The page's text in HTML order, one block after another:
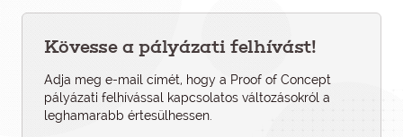
Kövesse a pályázati felhívást!
Adja meg e-mail címét, hogy a Proof of Concept
pályázati felhí­vással kapcsolatos változásokról a
leghamarabb értesülhessen.